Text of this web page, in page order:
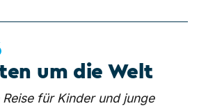
um die Welt
für Kinder und junge